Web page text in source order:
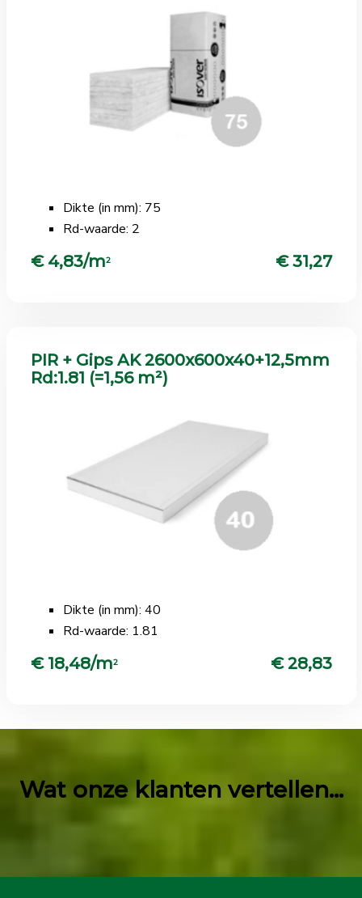
Dikte (in mm): 75
Rd-waarde: 2
€ 4,83/m2 € 31,27
PIR + Gips AK 2600x600x40+12,5mm
Rd:1.81 (=1,56 m²)
Dikte (in mm): 40
Rd-waarde: 1.81
€ 18,48/m2 € 28,83
Wat onze klanten vertellen...